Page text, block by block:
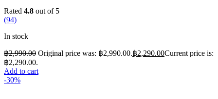
Rated 4.8 out of 5
(94)
In stock
฿2,990.00 Original price was: ฿2,990.00.฿2,290.00Current price is:
฿2,290.00.
Add to cart
-30%